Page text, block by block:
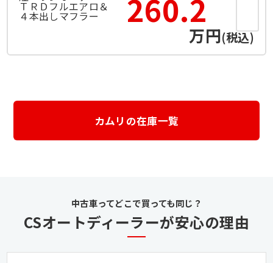
260.2
万円(税込)
カムリの在庫一覧
CSオートディーラーが安心の理由